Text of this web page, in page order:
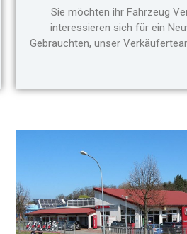
Sie möchten ihr Fahrzeug
interessieren sich für ein
Gebrauchten, unser